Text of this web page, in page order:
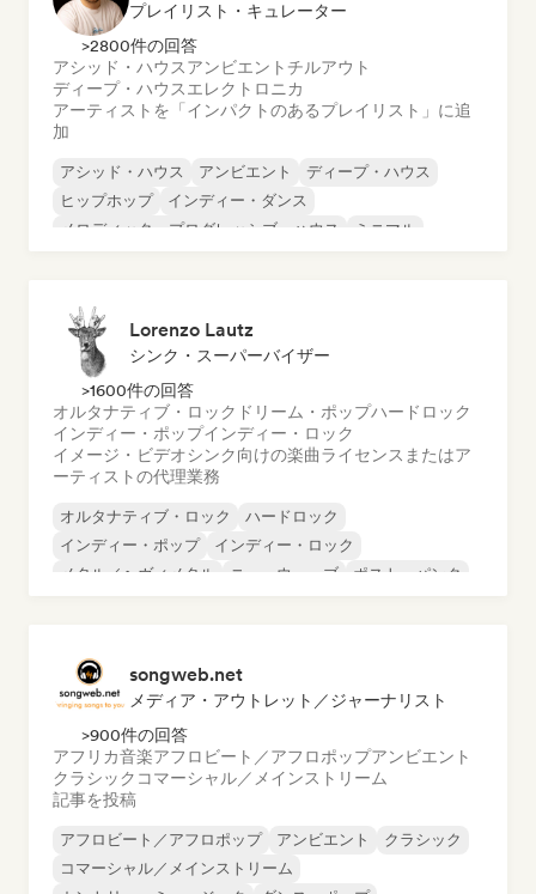
プレイリスト・キュレーター
>2800件の回答
アシッド・ハウスアンビエント チルアウト
ディープ・ハウスエレクトロニカ
アーティストを「インパクトのあるプレイリスト」に追
加
アシッド・ハウス アンビエント
ディープ・ハウス
ヒップホップ
インディー・ダンス
メロディック・プログレッシブ・ハウス
ミニマル
Lorenzo Lautz
シンク・スーパーバイザー
>1600件の回答
オルタナティブ・ロック ドリーム・ポップハードロック
インディー・ポップインディー・ロック
イメージ・ビデオシンク向けの楽曲ライセンスまたはア
ーティストの代理業務
オルタナティブ・ロック
ハードロック
インディー・ポップ
インディー・ロック
メタル／ヘヴィメタル
ニューウェーブ
ポスト・パンク
songweb.net
メディア・アウトレット／ジャーナリスト
>900件の回答
アフリカ音楽アフロビート／アフロポップアンビエント
クラシック コマーシャル／メインストリーム
記事を投稿
アフロビート／アフロポップ アンビエント
クラシック
コマーシャル／メインストリーム